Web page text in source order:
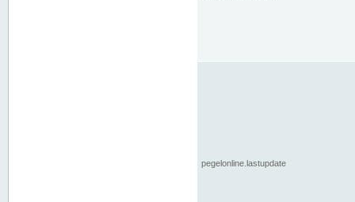
pegelonline.lastupdate